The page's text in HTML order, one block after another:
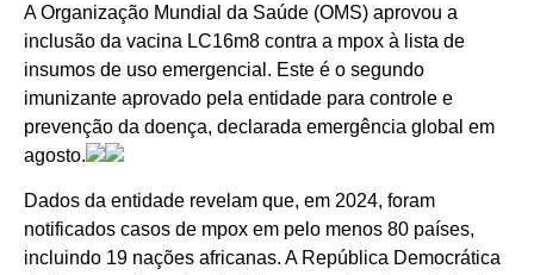
A Organização Mundial da Saúde (OMS) aprovou a
inclusão da vacina LC16m8 contra a mpox à lista de
insumos de uso emergencial. Este é o segundo
imunizante aprovado pela entidade para controle e
prevenção da doença, declarada emergência global em
agosto.
Dados da entidade revelam que, em 2024, foram
notificados casos de mpox em pelo menos 80 países,
incluindo 19 nações africanas. A República Democrática